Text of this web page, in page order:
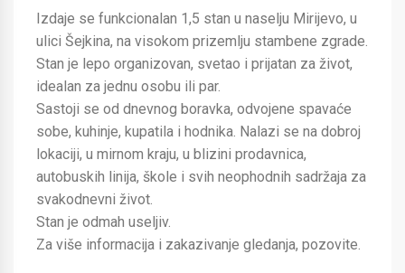
Izdaje se funkcionalan 1,5 stan u naselju Mirijevo, u
ulici Šejkina, na visokom prizemlju stambene zgrade.
Stan je lepo organizovan, svetao i prijatan za život,
idealan za jednu osobu ili par.
Sastoji se od dnevnog boravka, odvojene spavaće
sobe, kuhinje, kupatila i hodnika. Nalazi se na dobroj
lokaciji, u mirnom kraju, u blizini prodavnica,
autobuskih linija, škole i svih neophodnih sadržaja za
svakodnevni život.
Stan je odmah useljiv.
Za više informacija i zakazivanje gledanja, pozovite.